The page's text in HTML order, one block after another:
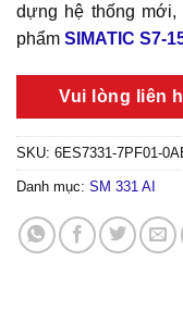
dựng hệ thống mới,
phẩm SIMATIC S7-
Vui lòng liên
SKU: 6ES7331-7PF01-
Danh mục: SM 331 AI